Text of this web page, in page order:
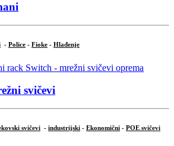
- Police - Fioke - Hlađenje
svičevi
svičevi - industrijski - Ekonomični - POE svičevi